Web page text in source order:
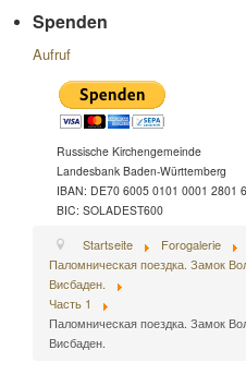
Spenden
Aufruf
Russische Kirchengemeinde
Landesbank Baden-Württemberg
IBAN: DE70 6005 0101 0001 2801
BIC: SOLADEST600
Startseite
Forogalerie
Паломническая поездка. Замок
Висбаден.
Часть 1
Паломническая поездка. Замок
Висбаден.